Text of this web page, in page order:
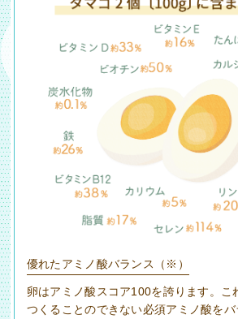
優れたアミノ酸バランス（※）
卵はアミノ酸スコア100を誇ります。こ
つくることのできない必須アミノ酸を